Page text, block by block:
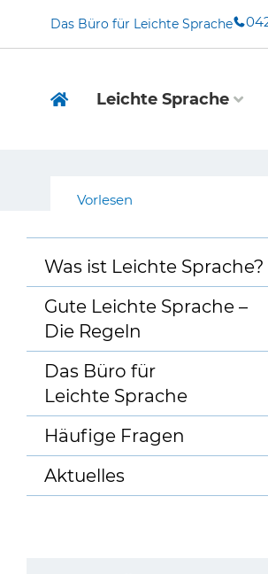
springen
Das Büro für Leichte Sprache
Leichte Sprache
Vorlesen
Was ist Leichte Sprache?
Gute Leichte Sprache –
Die Regeln
Das Büro für
Leichte Sprache
Häufige Fragen
Aktuelles